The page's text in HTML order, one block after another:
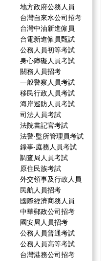
地方政府公務人員
台灣自來水公司招考
台灣中油新進僱員
台電新進僱員甄試
公務人員初等考試
身心障礙人員考試
關務人員招考
一般警察人員考試
移民行政人員考試
海岸巡防人員考試
司法人員考試
法院書記官考試
法警‧監所管理員考試
錄事‧庭務人員考試
調查局人員考試
原住民族考試
外交領事及行政人員
民航人員招考
國際經濟商務人員
中華郵政公司招考
國安局人員招考
公務人員普通考試
公務人員高等考試
台灣港務公司招考